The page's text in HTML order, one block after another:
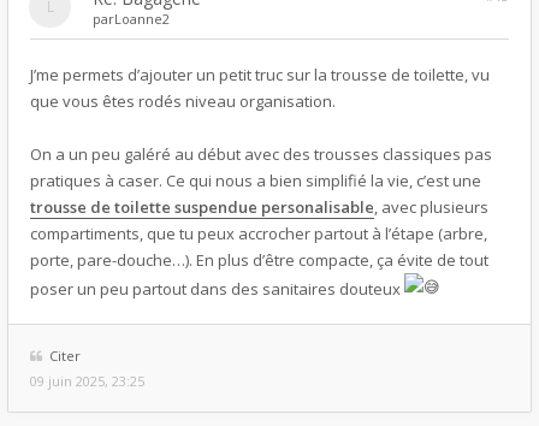
parLoanne2
J’me permets d’ajouter un petit truc sur la trousse de toilette, vu
que vous êtes rodés niveau organisation.
On a un peu galéré au début avec des trousses classiques pas
pratiques à caser. Ce qui nous a bien simplifié la vie, c’est une
trousse de toilette suspendue personalisable, avec plusieurs
compartiments, que tu peux accrocher partout à l’étape (arbre,
porte, pare-douche…). En plus d’être compacte, ça évite de tout
poser un peu partout dans des sanitaires douteux
Citer
09 juin 2025, 23:25